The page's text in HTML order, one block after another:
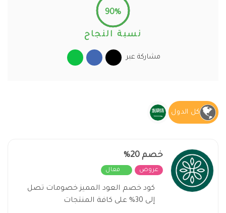
90%
نسبة النجاح
مشاركة عبر
كل الدول
خصم 20%
عروض فعال
كود خصم العود المميز خصومات تصل
إلى 30% على كافة المنتجات